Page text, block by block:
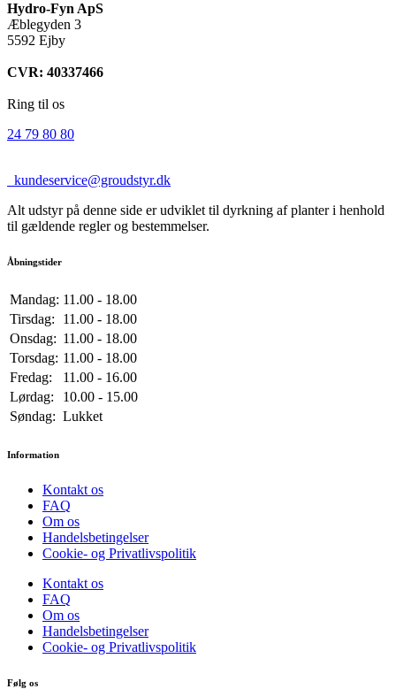
Hydro-Fyn ApS
Æblegyden 3
5592 Ejby
CVR: 40337466
Ring til os
24 79 80 80
kundeservice@groudstyr.dk
Alt udstyr på denne side er udviklet til dyrkning af planter i henhold
til gældende regler og bestemmelser.
Åbningstider
Mandag: 11.00 - 18.00
Tirsdag:
11.00 - 18.00
Onsdag: 11.00 - 18.00
Torsdag: 11.00 - 18.00
Fredag:
11.00 - 16.00
Lørdag:
10.00 - 15.00
Søndag: Lukket
Information
Kontakt os
FAQ
Om os
Handelsbetingelser
Cookie- og Privatlivspolitik
Kontakt os
FAQ
Om os
Handelsbetingelser
Cookie- og Privatlivspolitik
Følg os